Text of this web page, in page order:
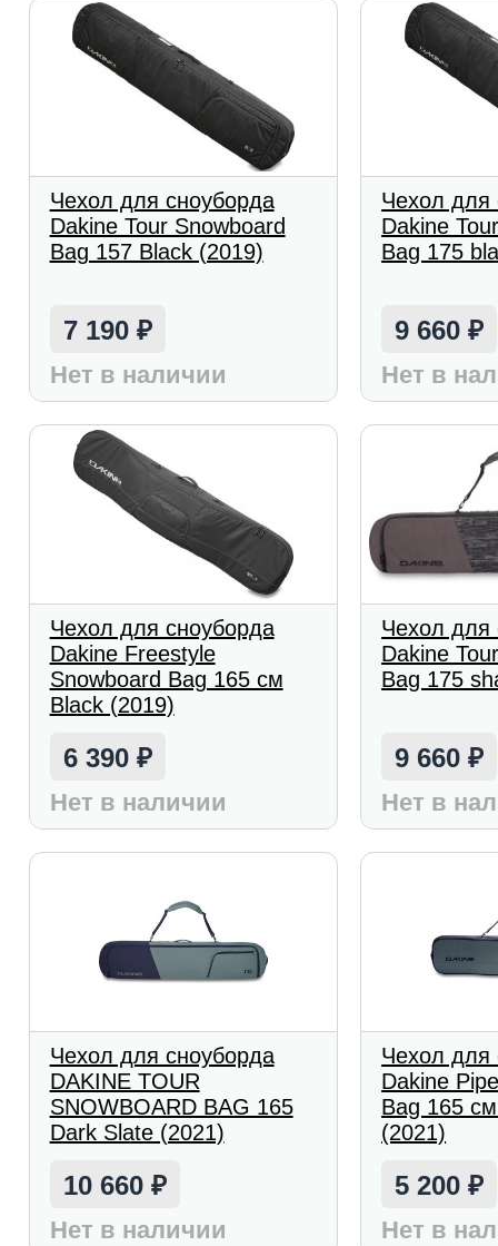
Чехол для сноуборда
Dakine Tour Snowboard
Bag 157 Black (2019)
7 190 ₽
Нет в наличии
Чехол для
Dakine
Bag 175
9 660₽
Нет в
Чехол для сноуборда
Dakine Freestyle
Snowboard Bag 165 см
Black (2019)
6 390 ₽
Нет в наличии
Чехол для
Dakine
Bag 175
9 660₽
Нет в
Чехол для сноуборда
DAKINE TOUR
SNOWBOARD BAG 165
Dark Slate (2021)
10 660 ₽
Нет в наличии
Чехол для
Dakine
Bag 165
(2021)
5 200₽
Нет в